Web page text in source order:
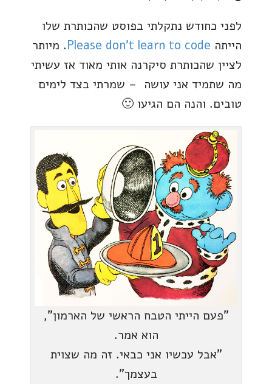
לפני כחודש נתקלתי בפוסט שהכותרת שלו
הייתה
. מיותר
לציין שהכותרת סיקרנה אותי מאוד אז עשיתי
מה שתמיד אני עושה – שמרתי בצד לימים
טובים. והנה הם הגיעו 🙂
"פעם הייתי הטבח הראשי של הארמון",
הוא אמר.
"אבל עכשיו אני כבאי. זה מה שצוית
בעצמך".